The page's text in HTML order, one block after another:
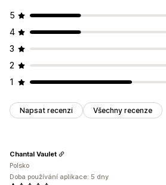
5
4
3
2
1
Napsat recenzi Všechny recenze
Chantal Vaulet
Polsko
Doba používání aplikace: 5 dny